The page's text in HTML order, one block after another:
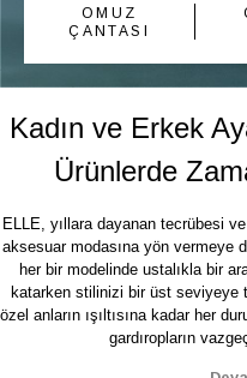
OMUZ
ÇANTASI
Kadın ve Erkek
Ürünlerde
ELLE, yıllara dayanan tecrübesi
aksesuar modasına yön vermeye
her bir modelinde ustalıkla bir
katarken stilinizi bir üst seviyeye
özel anların ışıltısına kadar her
gardıropların